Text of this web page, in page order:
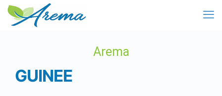
Arema
GUINEE